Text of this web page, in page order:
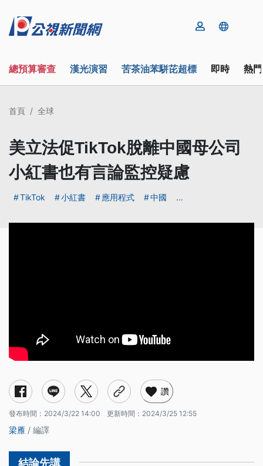
總預算審查 漢光演習 苦茶油苯駢芘超標 即時 熱
首頁 全球
美立法促TikTok脫離中國母公司
小紅書也有言論監控疑慮
TikTok 小紅書 應用程式 中國 ...
讚
發布時間： 2024/3/22 14:00 更新時間： 2024/3/25 12:55
梁雁 / 編譯